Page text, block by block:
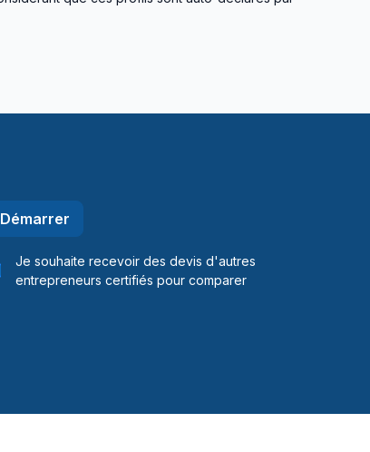
Démarrer
Je souhaite recevoir des devis d'autres
entrepreneurs certifiés pour comparer